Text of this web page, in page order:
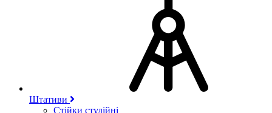
Штативи
Стійки студійні